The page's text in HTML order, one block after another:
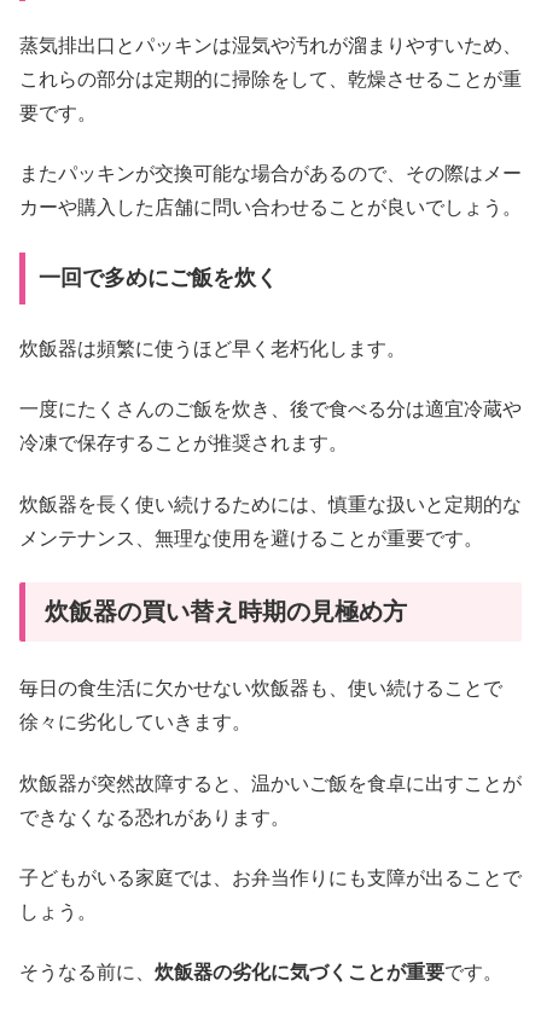
蒸気排出口とパッキンは湿気や汚れが溜まりやすいため、
これらの部分は定期的に掃除をして、乾燥させることが重
要です。
またパッキンが交換可能な場合があるので、その際はメー
カーや購入した店舗に問い合わせることが良いでしょう。
一回で多めにご飯を炊く
炊飯器は頻繁に使うほど早く老朽化します。
一度にたくさんのご飯を炊き、後で食べる分は適宜冷蔵や
冷凍で保存することが推奨されます。
炊飯器を長く使い続けるためには、慎重な扱いと定期的な
メンテナンス、無理な使用を避けることが重要です。
炊飯器の買い替え時期の見極め方
毎日の食生活に欠かせない炊飯器も、使い続けることで
徐々に劣化していきます。
炊飯器が突然故障すると、温かいご飯を食卓に出すことが
できなくなる恐れがあります。
子どもがいる家庭では、お弁当作りにも支障が出ることで
しょう。
そうなる前に、 炊飯器の劣化に気づくことが重要です。